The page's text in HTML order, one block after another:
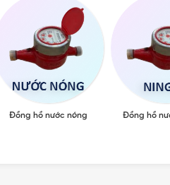
Đồng hồ nước nóng Đồng hồ